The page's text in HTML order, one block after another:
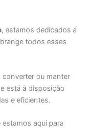
, estamos dedicados a
todos esses
converter ou manter
está à disposição
e eficientes.
aqui para